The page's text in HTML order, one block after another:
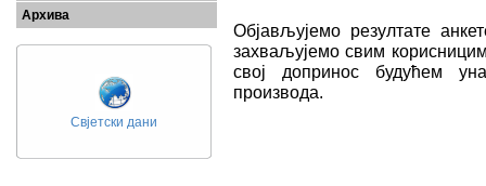
Архива
Свјетски дани
Објављујемо резултате
захваљујемо свим
свој допринос будућем
производа.